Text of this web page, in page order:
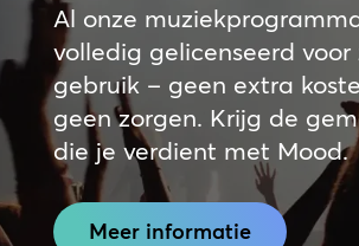
Al onze
volledig gelicenseerd voor
gebruik – geen extra
geen zorgen. Krijg de
die je verdient met Mood.
Meer informatie